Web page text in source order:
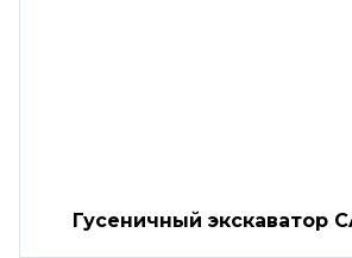
Гусеничный экскаватор